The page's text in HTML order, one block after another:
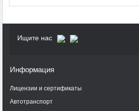
Ищите нас
Информация
Лицензии и сертификаты
Автотранспорт